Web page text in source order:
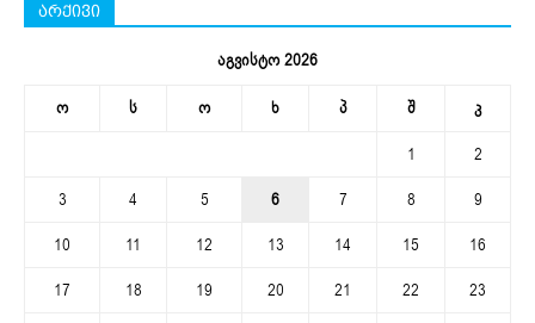
არქივი
აგვისტო 2026
ო ს ო ხ პ შ კ
1
2
3
4 5 6 7 8
9
10
11 12 13 14 15
16
17
18 19 20 21 22
23